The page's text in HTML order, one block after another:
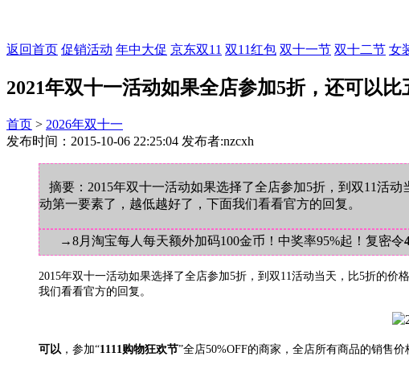
返回首页 促销活动 年中大促 京东双11 双11红包 双十一节 双十二节 女
2021年双十一活动如果全店参加5折，还可以比
首页 > 2026年双十一
发布时间：2015-10-06 22:25:04 发布者:nzcxh
摘要：2015年双十一活动如果选择了全店参加5折，到双11活
动第一要素了，越低越好了，下面我们看看官方的回复。
→8月淘宝每人每天额外加码100金币！中奖率95%起！复密令
2015年双十一活动如果选择了全店参加5折，到双11活动当天，比5折的
我们看看官方的回复。
可以 ，参加“1111购物狂欢节”全店50%OFF的商家，全店所有商品的销售